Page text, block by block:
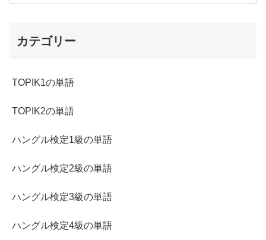
カテゴリー
TOPIK1の単語
TOPIK2の単語
ハングル検定1級の単語
ハングル検定2級の単語
ハングル検定3級の単語
ハングル検定4級の単語